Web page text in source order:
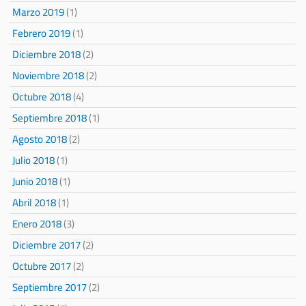
Marzo 2019(1)
Febrero 2019(1)
Diciembre 2018(2)
Noviembre 2018(2)
Octubre 2018(4)
Septiembre 2018(1)
Agosto 2018(2)
Julio 2018(1)
Junio 2018(1)
Abril 2018(1)
Enero 2018(3)
Diciembre 2017(2)
Octubre 2017(2)
Septiembre 2017(2)